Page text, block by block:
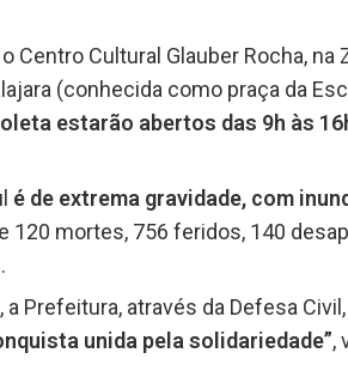
Centro Cultural Glauber Rocha, na
(conhecida como praça da
estarão abertos das 9h às
é de extrema gravidade, com
120 mortes, 756 feridos, 140
Prefeitura, através da Defesa Civil,
unida pela solidariedade”,